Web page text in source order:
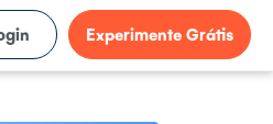
Experimente Grátis